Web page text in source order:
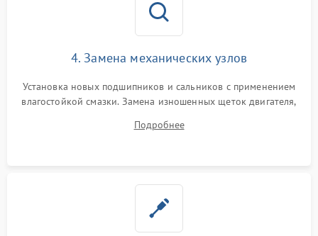
4. Замена механических узлов
Установка новых подшипников и сальников с применением
влагостойкой смазки. Замена изношенных щеток двигателя,
или поврежденной резиновой манжеты.
Подробнее